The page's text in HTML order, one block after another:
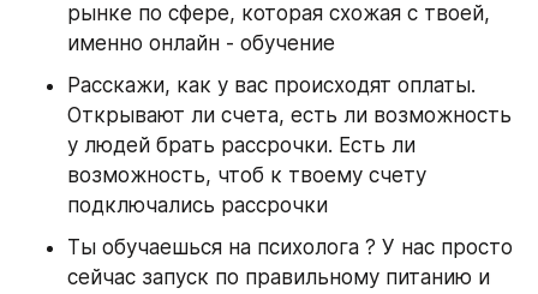
рынке по сфере, которая схожая с твоей,
именно онлайн - обучение
Расскажи, как у вас происходят оплаты.
Открывают ли счета, есть ли возможность
у людей брать рассрочки. Есть ли
возможность, чтоб к твоему счету
подключались рассрочки
Ты обучаешься на психолога ? У нас просто
сейчас запуск по правильному питанию и